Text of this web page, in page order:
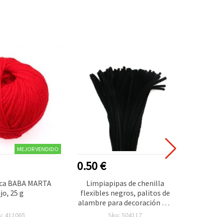
MEJOR VENDIDO
BABA MARTA
25 g
411065
0.50 €
Limpiapipas de chenilla
flexibles negros, palitos de
alambre para decoración DIY
y manualidades infantiles, 30
Sku: 504117